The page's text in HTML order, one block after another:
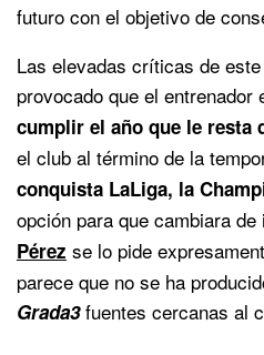
futuro con el objetivo de
Las elevadas críticas de
provocado que el entrenador
cumplir el año que le resta
el club al término de la
conquista LaLiga, la
opción para que cambiara
Pérez se lo pide
parece que no se ha
Grada3fuentes cercanas al